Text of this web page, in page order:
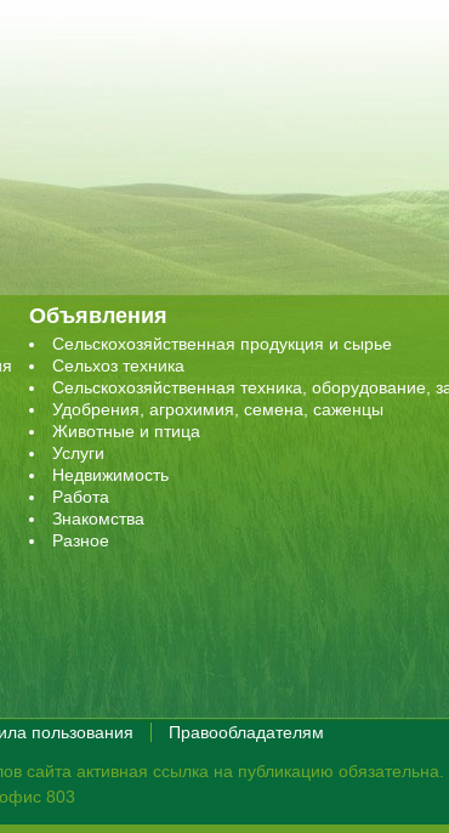
Объявления
Сельскохозяйственная продукция и сырье
Сельхоз техника
Сельскохозяйственная техника, оборудование,
Удобрения, агрохимия, семена, саженцы
Животные и птица
Услуги
Недвижимость
Работа
Знакомства
Разное
пользования
Правообладателям
сайта активная ссылка на публикацию обязательна.
803